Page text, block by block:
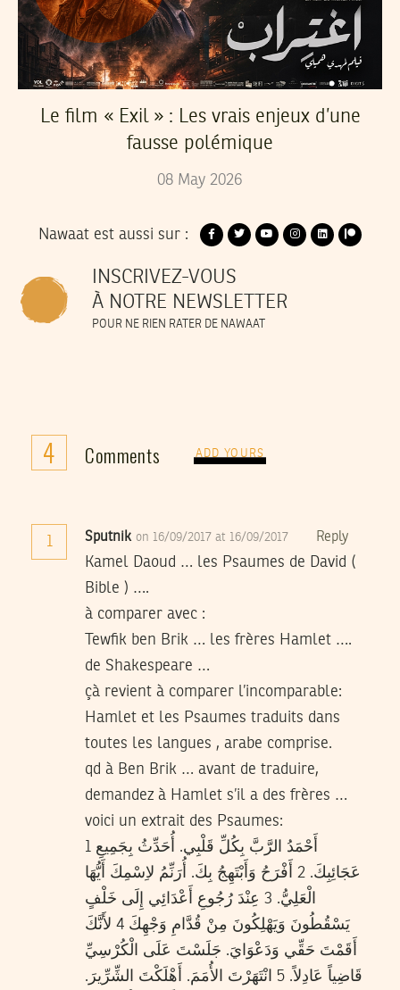
Le film « Exil » : Les vrais enjeux d’une
fausse polémique
08 May 2026
Nawaat est aussi sur :
INSCRIVEZ-VOUS
À NOTRE NEWSLETTER
POUR NE RIEN RATER DE NAWAAT
4 Comments ADD YOURS
1 Sputnik on 16/09/2017 at 16/09/2017 Reply
Kamel Daoud … les Psaumes de David (
Bible ) ….
à comparer avec :
Tewfik ben Brik … les frères Hamlet ….
de Shakespeare …
çà revient à comparer l’incomparable:
Hamlet et les Psaumes traduits dans
toutes les langues , arabe comprise.
qd à Ben Brik … avant de traduire,
demandez à Hamlet s’il a des frères …
voici un extrait des Psaumes:
1 أَحْمَدُ الرَّبَّ بِكُلِّ قَلْبِي. أُحَدِّثُ بِجَمِيعِ
عَجَائِبِكَ. 2 أَفْرَحُ وَأَبْتَهِجُ بِكَ. أُرَنِّمُ لاِسْمِكَ أَيُّهَا
الْعَلِيُّ. 3 عِنْدَ رُجُوعِ أَعْدَائِي إِلَى خَلْفٍ
يَسْقُطُونَ وَيَهْلِكُونَ مِنْ قُدَّامِ وَجْهِكَ 4 لأَنَّكَ
أَقَمْتَ حَقِّي وَدَعْوَايَ. جَلَسْتَ عَلَى الْكُرْسِيِّ
قَاضِياً عَادِلاً. 5 انْتَهَرْتَ الأُمَمَ. أَهْلَكْتَ الشِّرِّيرَ.